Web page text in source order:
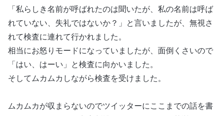
「私らしき名前が呼ばれたのは聞いたが、私の名前は呼ば
れていない、失礼ではないか？」と言いましたが、無視さ
れて検査に連れて行かれました。
相当にお怒りモードになっていましたが、面倒くさいので
「はい、はーい」と検査に向かいました。
そしてムカムカしながら検査を受けました。
ムカムカが収まらないのでツイッターにここまでの話を書